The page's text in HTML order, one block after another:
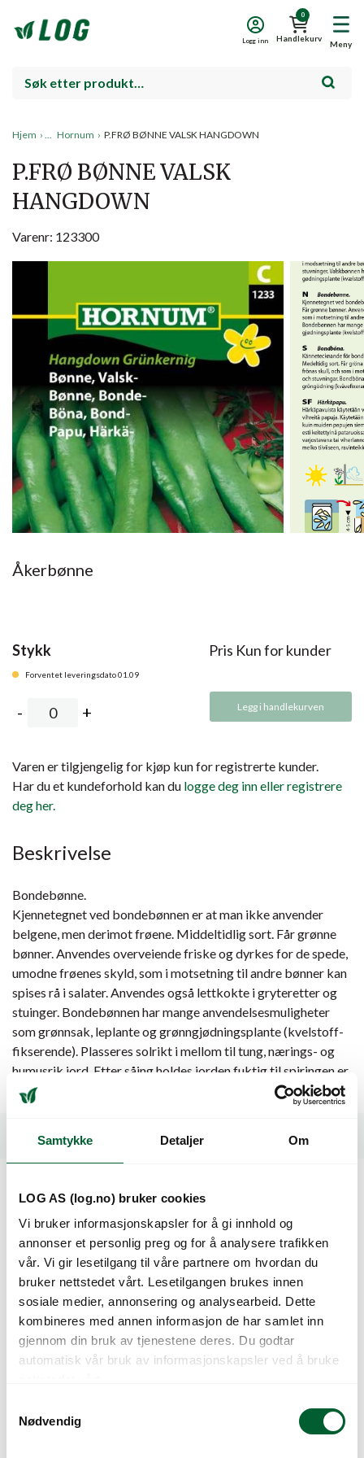
Samtykke Detaljer Om
LOG AS (log.no) bruker cookies
Vi bruker informasjonskapsler for å gi innhold og
annonser et personlig preg og for å analysere trafikken
vår. Vi gir lesetilgang til våre partnere om hvordan du
bruker nettstedet vårt. Lesetilgangen brukes innen
sosiale medier, annonsering og analysearbeid. Dette
kombineres med annen informasjon de har samlet inn
gjennom din bruk av tjenestene deres. Du godtar
automatisk vår bruk av informasjonskapsler ved å bruke
Nødvendig
Meny
0
Handlekurv
Logg inn
Hjem › Hornum › P.FRØ BØNNE VALSK HANGDOWN
P.FRØ BØNNE VALSK
HANGDOWN
Varenr: 123300
Åkerbønne
Stykk
Forventet leveringsdato 01.09
Pris Kun for kunder
Legg i handlekurven
Varen er tilgjengelig for kjøp kun for registrerte kunder.
Har du et kundeforhold kan du logge deg inn eller registrere
deg her.
Beskrivelse
Bondebønne.
Kjennetegnet ved bondebønnen er at man ikke anvender
belgene, men derimot frøene. Middeltidlig sort. Får grønne
bønner. Anvendes overveiende friske og dyrkes for de spede,
umodne frøenes skyld, som i motsetning til andre bønner kan
spises rå i salater. Anvendes også lettkokte i gryteretter og
stuinger. Bondebønnen har mange anvendelsesmuligheter
som grønnsak, leplante og grønngjødningsplante (kvelstoff-
fikserende). Plasseres solrikt i mellom til tung, nærings- og
humusrik jord. Etter såing holdes jorden fuktig til spiringen er
godt i gang.
Spesifikasjoner
Kunder så også på
P.FRØ BØNNE STANG
P.FRØ BØNNE VALSK